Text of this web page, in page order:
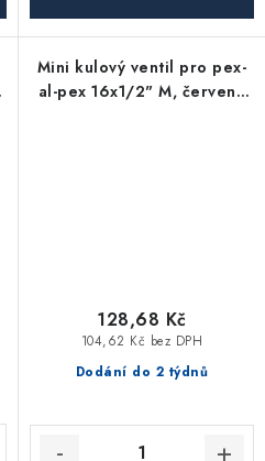
Mini kulový ventil pro pex-
al-pex 16x1/2" M, červená
Dodání do 2 týdnů
104,62 Kč bez DPH
128,68 Kč